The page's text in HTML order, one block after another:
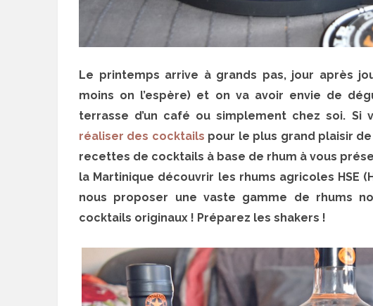
Le printemps arrive à grands pas, jour après
moins on l’espère) et on va avoir envie de
terrasse d’un café ou simplement chez soi.
réaliser des cocktails pour le plus grand plaisir de
recettes de cocktails à base de rhum à vous
la Martinique découvrir les rhums agricoles HSE
nous proposer une vaste gamme de rhums
cocktails originaux ! Préparez les shakers !